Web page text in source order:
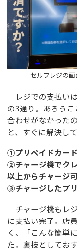
セルフレジの画
レジでの支払い
の3通り。あろう
合わせがなかった
と、すぐに解決し
①プリペイドカー
②チャージ機でク
以上からチャージ可
③チャージしたプ
チャージ機もレ
に支払い完了。店
く、「こんな簡単
た。裏技としてお